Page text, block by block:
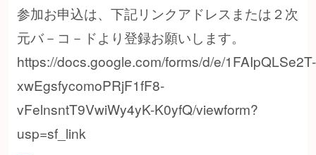
参加お申込は、下記リンクアドレスまたは２次
元バ－コ－ドより登録お願いします。
https://docs.google.com/forms/d/e/1FAIpQLSe2T-
xwEgsfycomoPRjF1fF8-
vFelnsntT9VwiWy4yK-K0yfQ/viewform?
usp=sf_link